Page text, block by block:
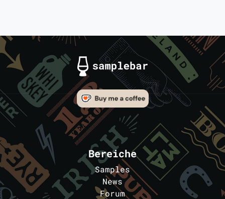
Bereiche
Samples
News
Forum